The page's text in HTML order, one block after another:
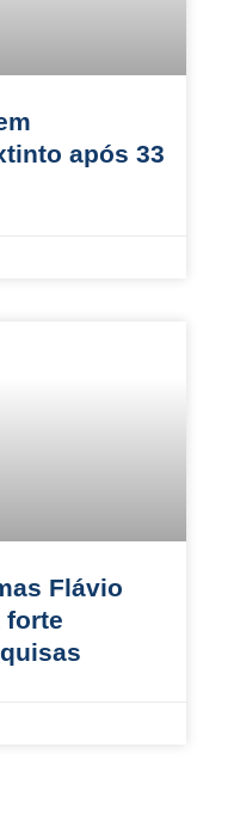
após 33
Flávio
forte